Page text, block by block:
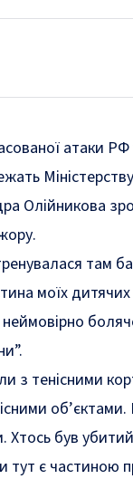
атаки РФ
Олійникова
там
моїх
з тенісними
був
тут є частиною